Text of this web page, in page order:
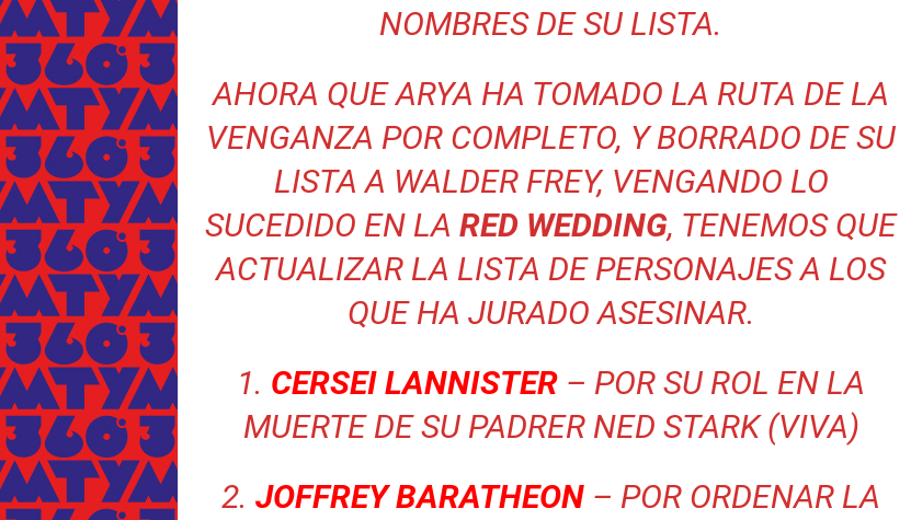
NOMBRES DE SU LISTA.
AHORA QUE ARYA HA TOMADO LA RUTA DE LA
VENGANZA POR COMPLETO, Y BORRADO DE SU
LISTA A WALDER FREY, VENGANDO LO
SUCEDIDO EN LA RED WEDDING, TENEMOS QUE
ACTUALIZAR LA LISTA DE PERSONAJES A LOS
QUE HA JURADO ASESINAR.
1. CERSEI LANNISTER – POR SU ROL EN LA
MUERTE DE SU PADRER NED STARK (VIVA)
2. JOFFREY BARATHEON – POR ORDENAR LA